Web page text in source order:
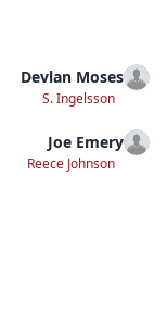
Devlan Moses
S. Ingelsson
Joe Emery
Reece Johnson